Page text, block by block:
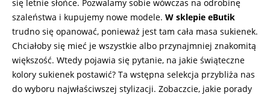
się letnie słońce. Pozwalamy sobie wówczas na odrobinę
szaleństwa i kupujemy nowe modele. W sklepie eButik
trudno się opanować, ponieważ jest tam cała masa sukienek.
Chciałoby się mieć je wszystkie albo przynajmniej znakomitą
większość. Wtedy pojawia się pytanie, na jakie świąteczne
kolory sukienek postawić? Ta wstępna selekcja przybliża nas
do wyboru najwłaściwszej stylizacji. Zobaczcie, jakie porady